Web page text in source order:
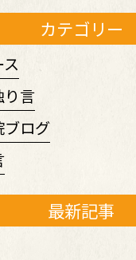
カテゴリー
り言
ブログ
最新記事